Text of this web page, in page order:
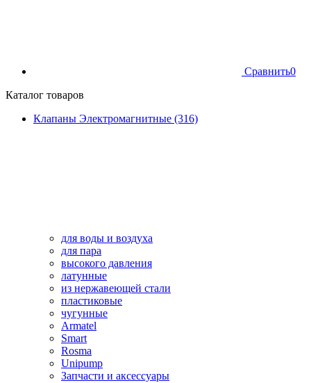
Сравнить0
Каталог товаров
Клапаны Электромагнитные (316)
для воды и воздуха
для пара
высокого давления
латунные
из нержавеющей стали
пластиковые
чугунные
Armatel
Smart
Rosma
Unipump
Запчасти и аксессуары